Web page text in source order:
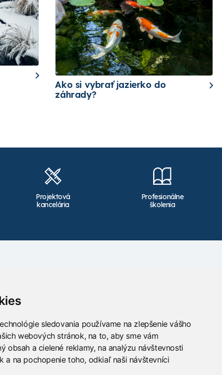
sledovania používame na zlepšenie vášho
webových stránok, na to, aby sme vám
obsah a cielené reklamy, na analýzu návštevnosti
a na pochopenie toho, odkiaľ naši návštevníci
Ako si vybrať jazierko do
záhrady?
Projektová
kancelária
Profesionálne
školenia
Sledujte nás